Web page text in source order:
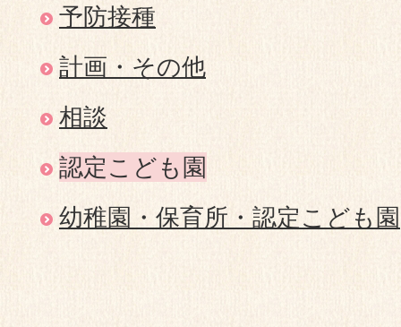
予防接種
計画・その他
相談
認定こども園
幼稚園・保育所・認定こども園